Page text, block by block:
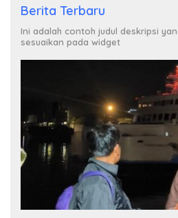
Berita Terbaru
Ini adalah contoh judul deskripsi
sesuaikan pada widget